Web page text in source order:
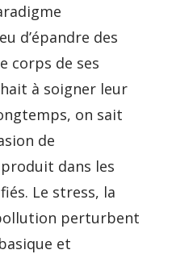
d’épandre des
corps de ses
à soigner leur
on sait
de
dans les
Le stress, la
perturbent
et